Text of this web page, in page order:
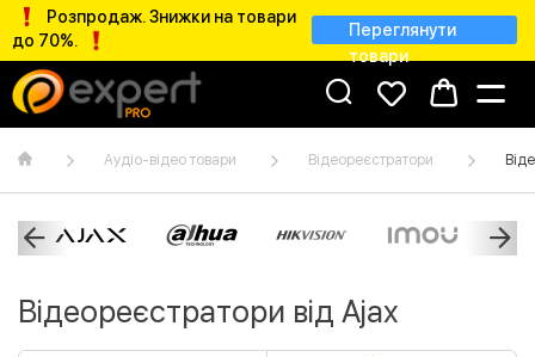
Розпродаж. Знижки на товари
до 70%.
Переглянути
товари
Аудіо-відео товари Відеореєстратори
Відеореєстратори від Ajax